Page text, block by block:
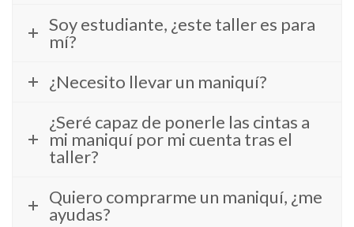
Soy estudiante, ¿este taller es para
mí?
¿Necesito llevar un maniquí?
¿Seré capaz de ponerle las cintas a
mi maniquí por mi cuenta tras el
taller?
Quiero comprarme un maniquí, ¿me
ayudas?